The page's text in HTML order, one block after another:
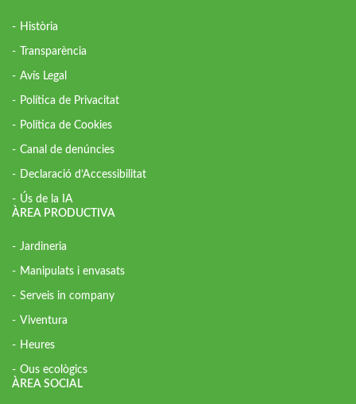
Història
Transparència
Avís Legal
Política de Privacitat
Política de Cookies
Canal de denúncies
Declaració d’Accessibilitat
Ús de la IA
ÀREA PRODUCTIVA
Jardineria
Manipulats i envasats
Serveis in company
Viventura
Heures
Ous ecològics
ÀREA SOCIAL